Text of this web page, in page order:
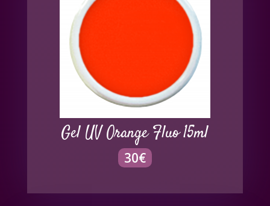
Gel UV Orange Fluo 15ml
30€